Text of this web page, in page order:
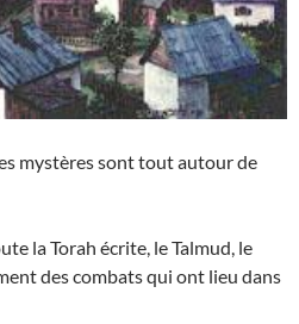
mystères sont tout autour de
la Torah écrite, le Talmud, le
des combats qui ont lieu dans